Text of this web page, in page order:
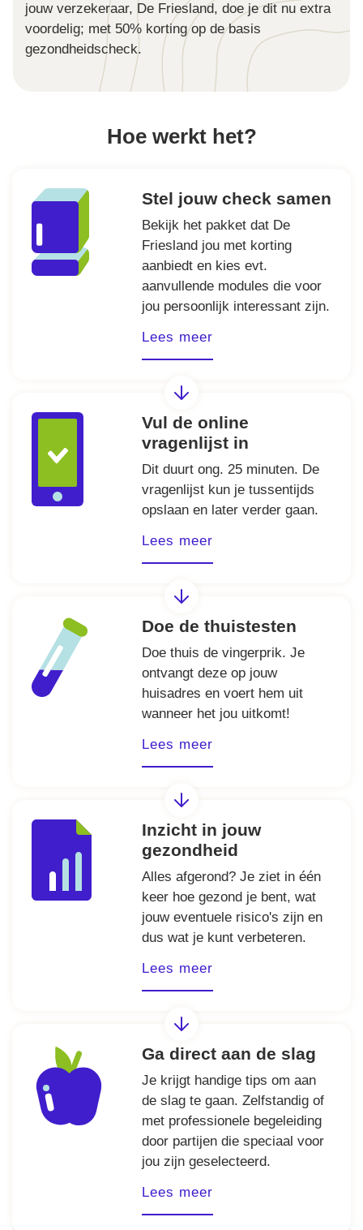
jouw verzekeraar, De Friesland, doe je dit nu extra
voordelig; met 50% korting op de basis
gezondheidscheck.
Hoe werkt het?
Stel jouw check samen
Bekijk het pakket dat De
Friesland jou met korting
aanbiedt en kies evt.
aanvullende modules die voor
jou persoonlijk interessant zijn.
Lees meer
Vul de online
vragenlijst in
Dit duurt ong. 25 minuten. De
vragenlijst kun je tussentijds
opslaan en later verder gaan.
Lees meer
Doe de thuistesten
Doe thuis de vingerprik. Je
ontvangt deze op jouw
huisadres en voert hem uit
wanneer het jou uitkomt!
Lees meer
Inzicht in jouw
gezondheid
Alles afgerond? Je ziet in één
keer hoe gezond je bent, wat
jouw eventuele risico's zijn en
dus wat je kunt verbeteren.
Lees meer
Ga direct aan de slag
Je krijgt handige tips om aan
de slag te gaan. Zelfstandig of
met professionele begeleiding
door partijen die speciaal voor
jou zijn geselecteerd.
Lees meer